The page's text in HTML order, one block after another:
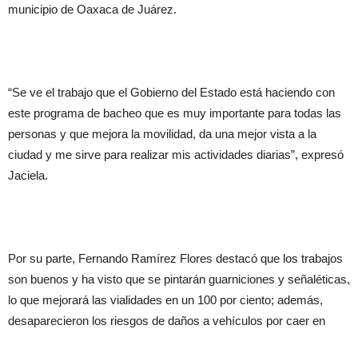
municipio de Oaxaca de Juárez.
“Se ve el trabajo que el Gobierno del Estado está haciendo con
este programa de bacheo que es muy importante para todas las
personas y que mejora la movilidad, da una mejor vista a la
ciudad y me sirve para realizar mis actividades diarias”, expresó
Jaciela.
Por su parte, Fernando Ramírez Flores destacó que los trabajos
son buenos y ha visto que se pintarán guarniciones y señaléticas,
lo que mejorará las vialidades en un 100 por ciento; además,
desaparecieron los riesgos de daños a vehículos por caer en